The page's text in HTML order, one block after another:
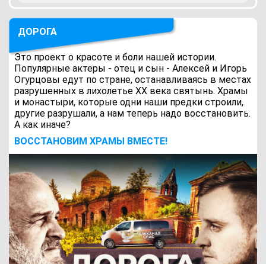
ДОРОГА
Это проект о красоте и боли нашей истории.
Популярные актеры - отец и сын - Алексей и Игорь
Огурцовы едут по стране, останавливаясь в местах
разрушенных в лихолетье ХХ века святынь. Храмы
и монастыри, которые одни наши предки строили,
другие разрушали, а нам теперь надо восстановить.
А как иначе?
ВОCСТАНОВИМ ХРАМЫ ВМЕСТЕ!